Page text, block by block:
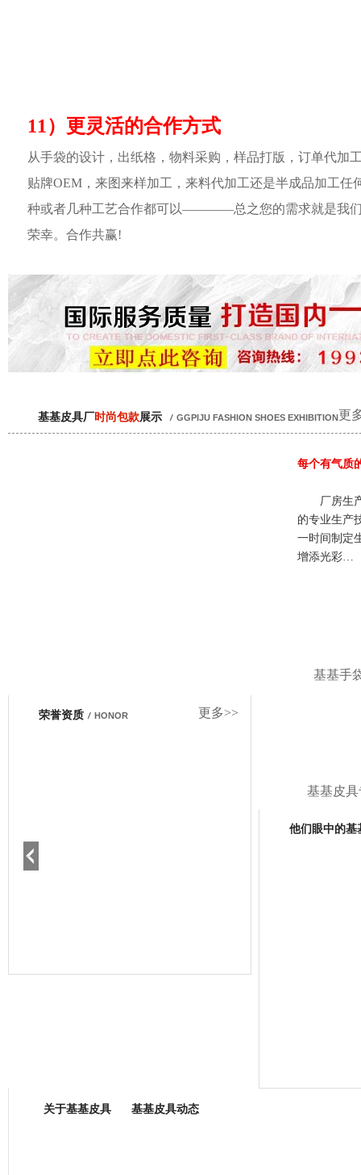
11）更灵活的合作方式
从手袋的设计，出纸格，物料采购，样品打版，订单代加
贴牌OEM，来图来样加工，来料代加工还是半成品加工任
种或者几种工艺合作都可以————总之您的需求就是我
荣幸。合作共赢!
更
基基皮具厂时尚包款展示 / GGPIJU FASHION SHOES EXHIBITION
每个有气质
厂房生
的专业生产
一时间制定
增添光彩…
基基手
基基皮
更多>>
荣誉资质 / HONOR
他们眼中的基
关于基基皮具 基基皮具动态